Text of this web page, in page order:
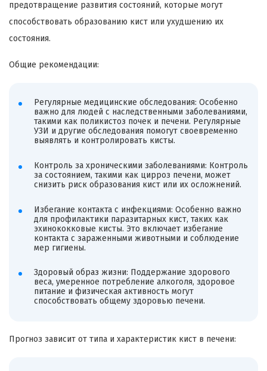
предотвращение развития состояний, которые могут
способствовать образованию кист или ухудшению их
состояния.
Общие рекомендации:
Регулярные медицинские обследования: Особенно
важно для людей с наследственными заболеваниями,
такими как поликистоз почек и печени. Регулярные
УЗИ и другие обследования помогут своевременно
выявлять и контролировать кисты.
Контроль за хроническими заболеваниями: Контроль
за состоянием, такими как цирроз печени, может
снизить риск образования кист или их осложнений.
Избегание контакта с инфекциями: Особенно важно
для профилактики паразитарных кист, таких как
эхинококковые кисты. Это включает избегание
контакта с зараженными животными и соблюдение
мер гигиены.
Здоровый образ жизни: Поддержание здорового
веса, умеренное потребление алкоголя, здоровое
питание и физическая активность могут
способствовать общему здоровью печени.
Прогноз зависит от типа и характеристик кист в печени: